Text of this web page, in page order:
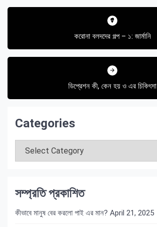
Post
করোনা বলদদের গল্প – ১: জার্মানি
ডিপ্রেশন কী, কেন হয় ও এর চিকিৎসা
Categories
সম্প্রতি প্রকাশিত
কীভাবে মানুষ বের করলো পাই এর মান? April 21, 2025